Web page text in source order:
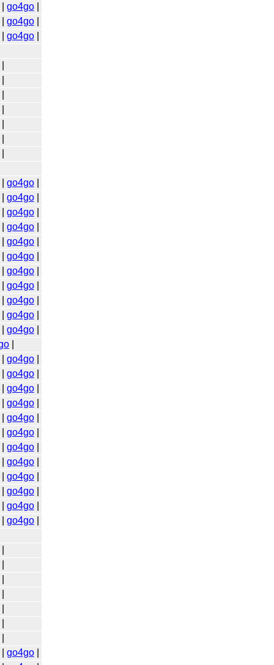
go4go|
go4go|
go4go|
go4go|
go4go|
go4go|
go4go|
go4go|
go4go|
go4go|
go4go|
go4go|
go4go|
go4go|
|
go4go|
go4go|
go4go|
go4go|
go4go|
go4go|
go4go|
go4go|
go4go|
go4go|
go4go|
go4go|
go4go|